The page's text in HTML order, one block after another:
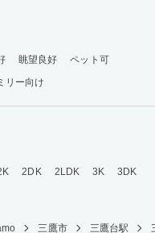
眺望良好
ペット可
リー向け
2DK 2LDK 3K
3DK
三鷹市 三鷹台駅